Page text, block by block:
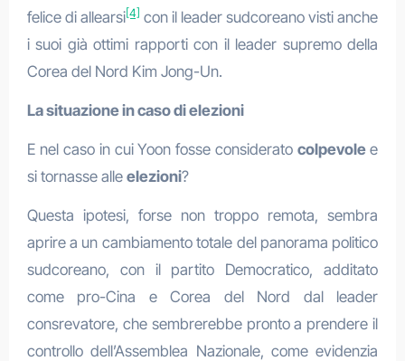
felice di allearsi[4] con il leader sudcoreano visti anche
i suoi già ottimi rapporti con il leader supremo della
Corea del Nord Kim Jong-Un.
La situazione in caso di elezioni
E nel caso in cui Yoon fosse consideratocolpevolee
si tornasse alle elezioni?
Questa ipotesi, forse non troppo remota, sembra
aprire a un cambiamento totale del panorama politico
sudcoreano, con il partito Democratico, additato
come pro-Cina e Corea del Nord dal leader
consrevatore, che sembrerebbe pronto a prendere il
controllo dell’Assemblea Nazionale, come evidenzia